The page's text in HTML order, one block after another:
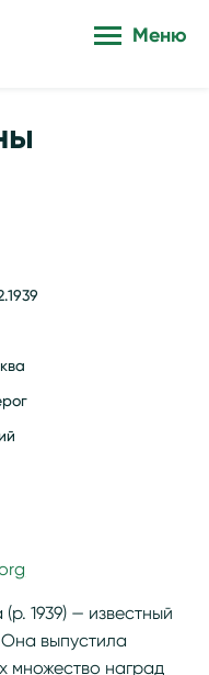
Меню
wiki/
1939) — известный
выпустила
множество наград